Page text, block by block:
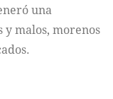
una
y malos, morenos